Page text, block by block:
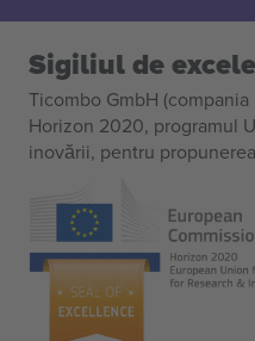
Sigiliul de
Ticombo GmbH
Horizon 2020, programul
inovării, pentru